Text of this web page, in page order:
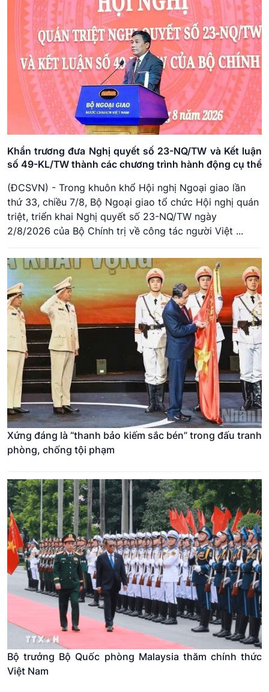
Khẩn trương đưa Nghị quyết số 23-NQ/TW và Kết luận
số 49-KL/TW thành các chương trình hành động cụ thể
(ĐCSVN) - Trong khuôn khổ Hội nghị Ngoại giao lần
thứ 33, chiều 7/8, Bộ Ngoại giao tổ chức Hội nghị quán
triệt, triển khai Nghị quyết số 23-NQ/TW ngày
2/8/2026 của Bộ Chính trị về công tác người Việt ...
Xứng đáng là “thanh bảo kiếm sắc bén” trong đấu tranh
phòng, chống tội phạm
Bộ trưởng Bộ Quốc phòng Malaysia thăm chính thức
Việt Nam